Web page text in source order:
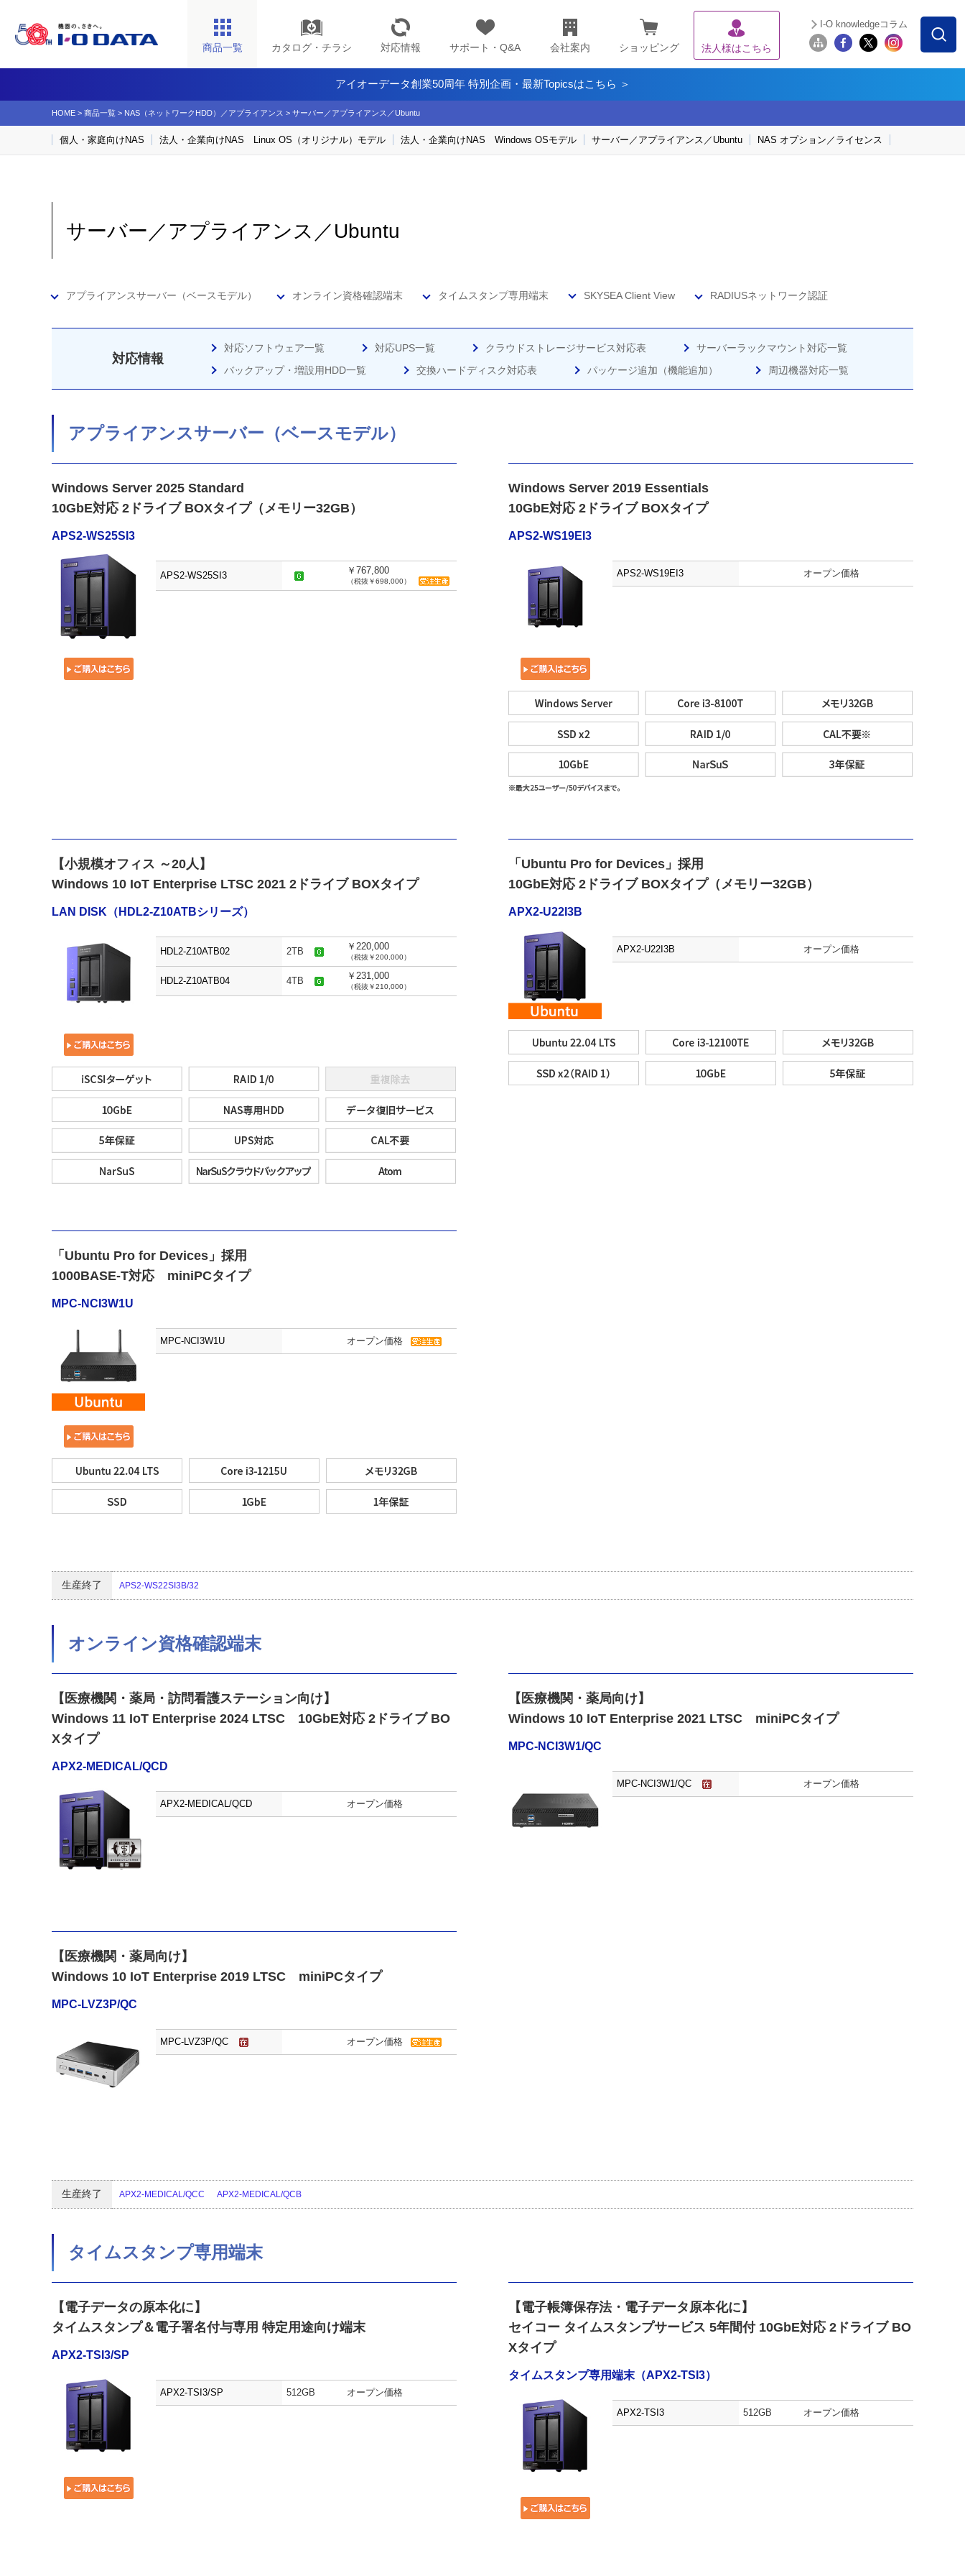
商品一覧 カタログ・チラシ 対応情報 サポート・Q&A 会社案内 ショッピング 法人様はこちら
I-O knowledgeコラム
アイオーデータ創業50周年 特別企画・最新Topicsはこちら ＞
HOME > 商品一覧 > NAS（ネットワークHDD）／アプライアンス​ > サーバー／アプライアンス／Ubuntu
個人・家庭向けNAS 法人・企業向けNAS Linux OS（オリジナル）モデル 法人・企業向けNAS Windows OSモデル サーバー／アプライアンス／Ubuntu NAS オプション／ライセンス
サーバー／アプライアンス／Ubuntu
アプライアンスサーバー（ベースモデル） オンライン資格確認端末 タイムスタンプ専用端末 SKYSEA Client View RADIUSネットワーク認証
対応情報
対応ソフトウェア一覧 対応UPS一覧 クラウドストレージサービス対応表
サーバーラックマウント対応一覧
バックアップ・増設用HDD一覧
交換ハードディスク対応表 パッケージ追加（機能追加） 周辺機器対応一覧
アプライアンスサーバー（ベースモデル）
Windows Server 2025 Standard
10GbE対応 2ドライブ BOXタイプ（メモリー32GB）
APS2-WS25SI3
APS2-WS25SI3 ￥767,800
（税抜￥698,000）
Windows Server 2019 Essentials
10GbE対応 2ドライブ BOXタイプ
APS2-WS19EI3
APS2-WS19EI3 オープン価格
【小規模オフィス ～20人】
Windows 10 IoT Enterprise LTSC 2021 2ドライブ BOXタイプ
LAN DISK（HDL2-Z10ATBシリーズ）
HDL2-Z10ATB02 2TB ￥220,000
（税抜￥200,000）
HDL2-Z10ATB04 4TB ￥231,000
（税抜￥210,000）
「Ubuntu Pro for Devices」採用
10GbE対応 2ドライブ BOXタイプ（メモリー32GB）
APX2-U22I3B
APX2-U22I3B オープン価格
「Ubuntu Pro for Devices」採用
1000BASE-T対応 miniPCタイプ
MPC-NCI3W1U
MPC-NCI3W1U オープン価格
生産終了 APS2-WS22SI3B/32
オンライン資格確認端末
【医療機関・薬局・訪問看護ステーション向け】
Windows 11 IoT Enterprise 2024 LTSC 10GbE対応 2ドライブ BO
Xタイプ
APX2-MEDICAL/QCD
APX2-MEDICAL/QCD オープン価格
【医療機関・薬局向け】
Windows 10 IoT Enterprise 2021 LTSC miniPCタイプ
MPC-NCI3W1/QC
MPC-NCI3W1/QC オープン価格
【医療機関・薬局向け】
Windows 10 IoT Enterprise 2019 LTSC miniPCタイプ
MPC-LVZ3P/QC
MPC-LVZ3P/QC オープン価格
生産終了 APX2-MEDICAL/QCC APX2-MEDICAL/QCB
タイムスタンプ専用端末
【電子データの原本化に】
タイムスタンプ＆電子署名付与専用 特定用途向け端末
APX2-TSI3/SP
APX2-TSI3/SP 512GB オープン価格
【電子帳簿保存法・電子データ原本化に】
セイコー タイムスタンプサービス 5年間付 10GbE対応 2ドライブ BO
Xタイプ
タイムスタンプ専用端末（APX2-TSI3）
APX2-TSI3 512GB オープン価格